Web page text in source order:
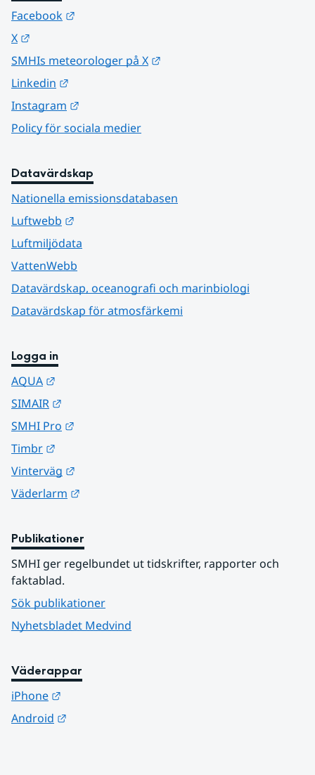
Facebook
X
SMHIs meteorologer på X
Linkedin
Instagram
Policy för sociala medier
Datavärdskap
Nationella emissionsdatabasen
Luftwebb
Luftmiljödata
VattenWebb
Datavärdskap, oceanografi och marinbiologi
Datavärdskap för atmosfärkemi
Logga in
AQUA
SIMAIR
SMHI Pro
Timbr
Vinterväg
Väderlarm
Publikationer
SMHI ger regelbundet ut tidskrifter, rapporter och
faktablad.
Sök publikationer
Nyhetsbladet Medvind
Väderappar
iPhone
Android